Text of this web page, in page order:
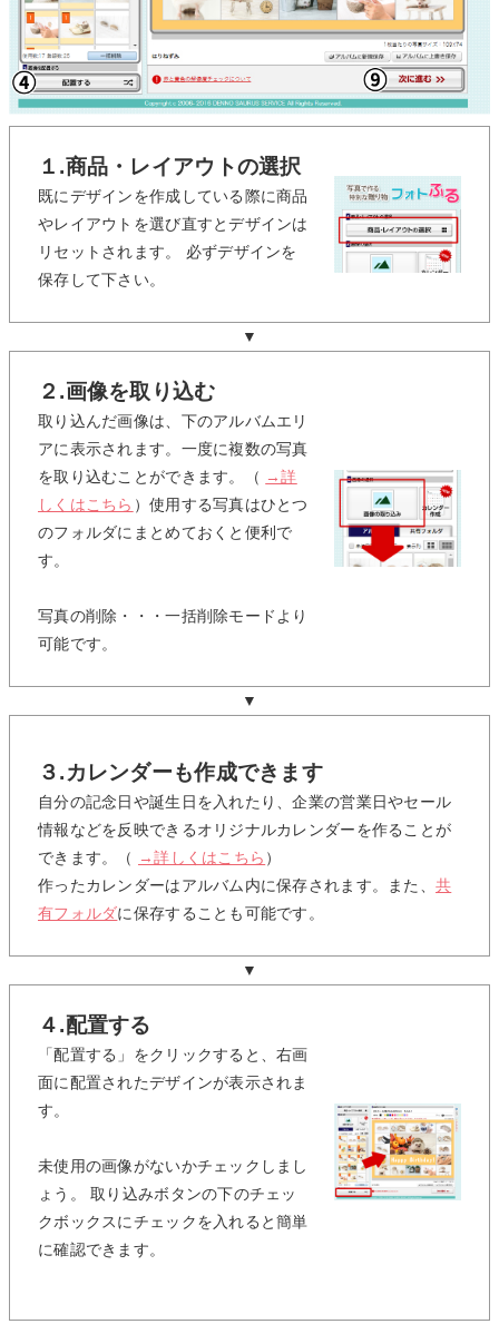
１.商品・レイアウトの選択
既にデザインを作成している際に商品
やレイアウトを選び直すとデザインは
リセットされます。 必ずデザインを
保存して下さい。
▼
２.画像を取り込む
取り込んだ画像は、下のアルバムエリ
アに表示されます。一度に複数の写真
を取り込むことができます。（ →詳
しくはこちら ）使用する写真はひとつ
のフォルダにまとめておくと便利で
す。
写真の削除・・・一括削除モードより
可能です。
▼
３.カレンダーも作成できます
自分の記念日や誕生日を入れたり、企業の営業日やセール
情報などを反映できるオリジナルカレンダーを作ることが
できます。（
→詳しくはこちら ）
作ったカレンダーはアルバム内に保存されます。また、 共
有フォルダに保存することも可能です。
▼
４.配置する
「配置する」をクリックすると、右画
面に配置されたデザインが表示されま
す。
未使用の画像がないかチェックしまし
ょう。 取り込みボタンの下のチェッ
クボックスにチェックを入れると簡単
に確認できます。